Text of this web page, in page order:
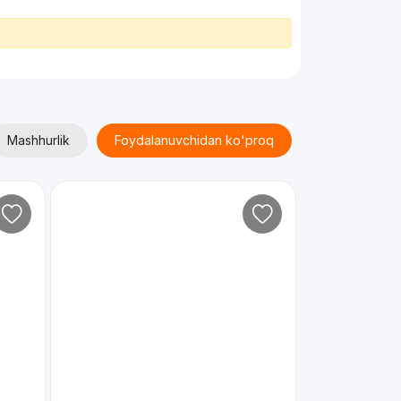
Mashhurlik Foydalanuvchidan ko'proq